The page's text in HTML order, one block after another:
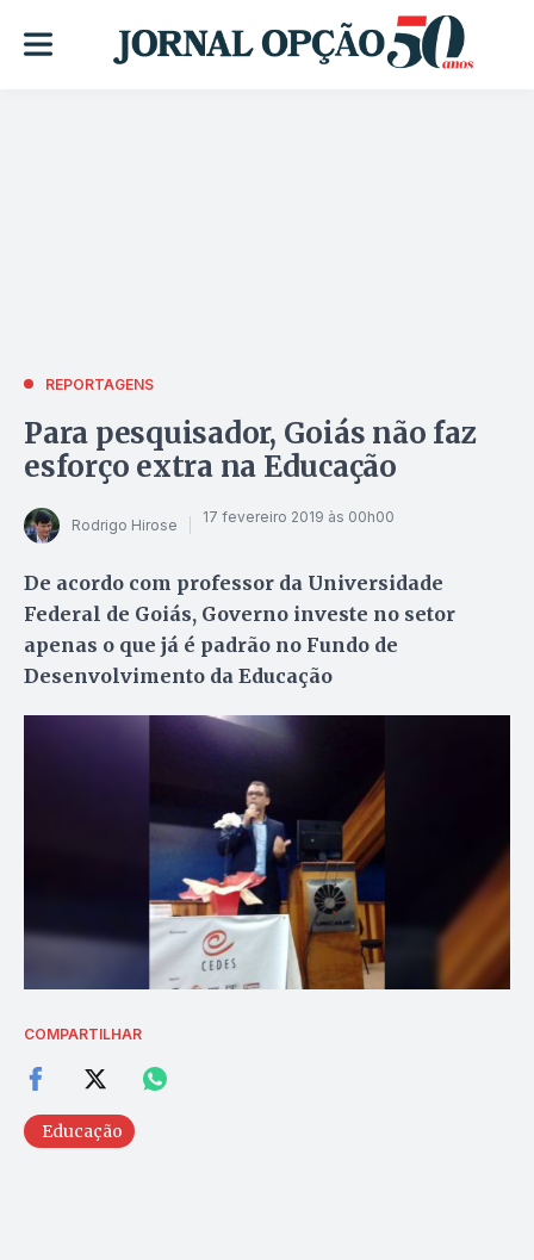
REPORTAGENS
Para pesquisador, Goiás não faz
esforço extra na Educação
Rodrigo Hirose 17 fevereiro 2019 às 00h00
De acordo com professor da Universidade
Federal de Goiás, Governo investe no setor
apenas o que já é padrão no Fundo de
Desenvolvimento da Educação
COMPARTILHAR
Educação